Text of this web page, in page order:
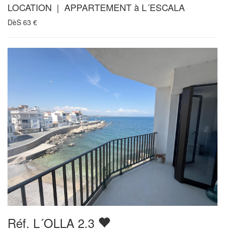
LOCATION | APPARTEMENT à L´ESCALA
DèS 63 €
Réf. L´OLLA 2.3